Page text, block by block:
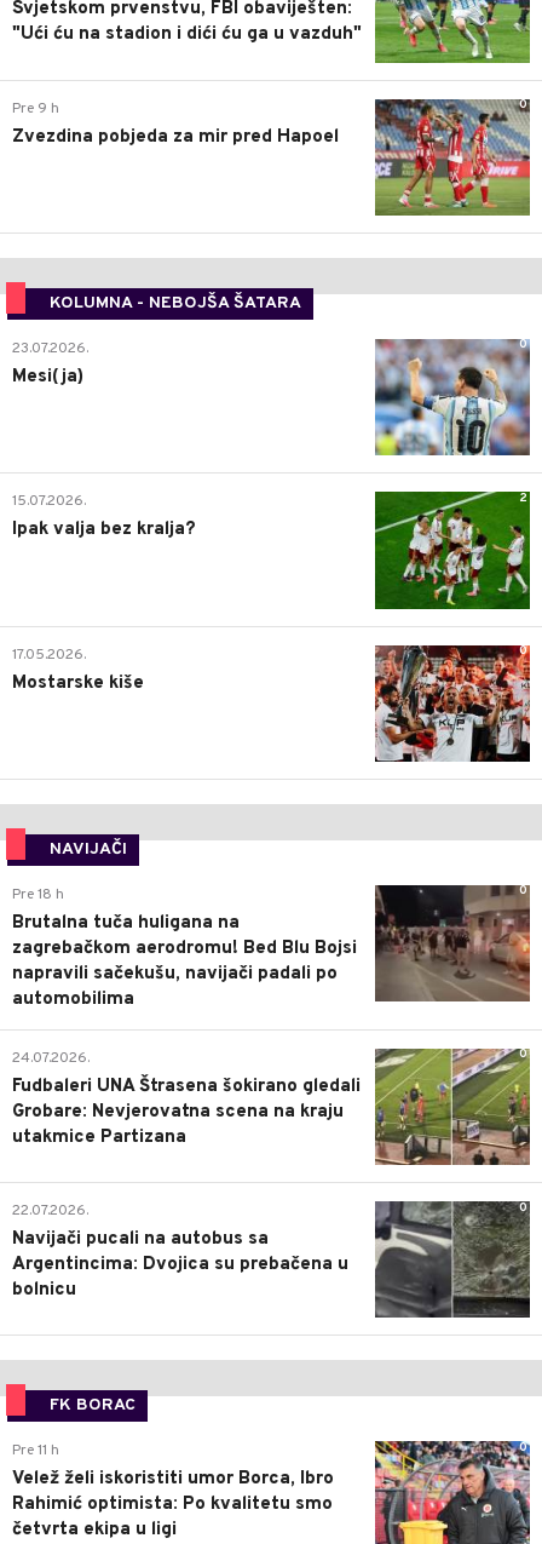
Svjetskom prvenstvu, FBI obaviješten:
"Ući ću na stadion i dići ću ga u vazduh"
0
Pre 9 h
Zvezdina pobjeda za mir pred Hapoel
KOLUMNA - NEBOJŠA ŠATARA
0
23.07.2026.
Mesi(ja)
2
15.07.2026.
Ipak valja bez kralja?
0
17.05.2026.
Mostarske kiše
NAVIJAČI
0
Pre 18 h
Brutalna tuča huligana na
zagrebačkom aerodromu! Bed Blu Bojsi
napravili sačekušu, navijači padali po
automobilima
0
24.07.2026.
Fudbaleri UNA Štrasena šokirano gledali
Grobare: Nevjerovatna scena na kraju
utakmice Partizana
0
22.07.2026.
Navijači pucali na autobus sa
Argentincima: Dvojica su prebačena u
bolnicu
FK BORAC
0
Pre 11 h
Velež želi iskoristiti umor Borca, Ibro
Rahimić optimista: Po kvalitetu smo
četvrta ekipa u ligi